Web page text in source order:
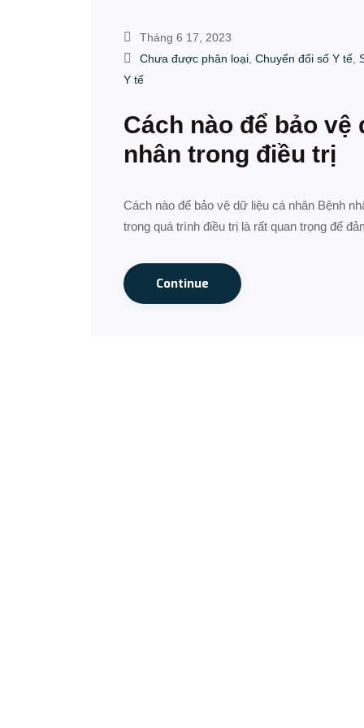
Tháng 6 17, 2023
Chưa được phân loại Chuyển đổi số Y tế
Y tế
Cách nào để bảo
nhân trong điều trị
Cách nào để bảo vệ dữ liệu cá nhân Bệnh
trong quá trình điều trị là rất quan trọng để
Continue